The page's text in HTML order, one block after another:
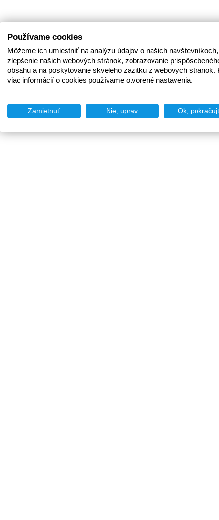
Používame cookies
Môžeme ich umiestniť na analýzu údajov o našich
zlepšenie našich webových stránok, zobrazovanie
obsahu a na poskytovanie skvelého zážitku z webových stránok.
viac informácií o cookies používame otvorené nastavenia.
Zamietnuť Nie, uprav Ok,